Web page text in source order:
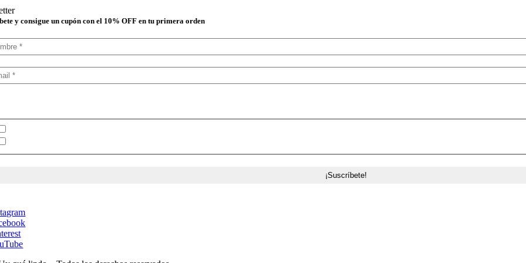
y consigue un cupón con el 10% OFF en tu primera orden